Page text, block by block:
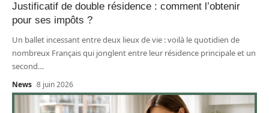
Justificatif de double résidence : comment l’obtenir
pour ses impôts ?
Un ballet incessant entre deux lieux de vie : voilà le quotidien de
nombreux Français qui jonglent entre leur résidence principale et un
second…
News 8 juin 2026